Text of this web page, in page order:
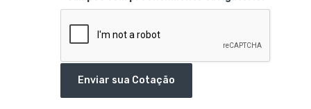
Enviar sua Cotação